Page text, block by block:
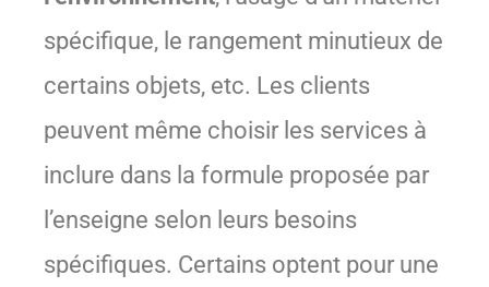
spécifique, le rangement minutieux de
certains objets, etc. Les clients
peuvent même choisir les services à
inclure dans la formule proposée par
l’enseigne selon leurs besoins
spécifiques. Certains optent pour une